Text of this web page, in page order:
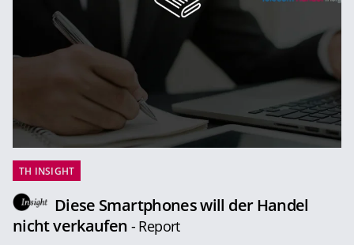
TH INSIGHT
Diese Smartphones will der Handel
nicht verkaufen - Report